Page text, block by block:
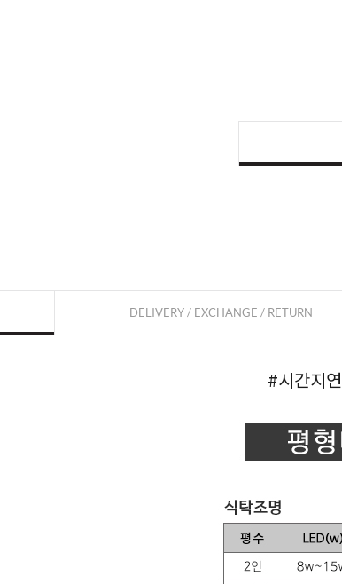
DELIVERY / EXCHANGE / RETURN
#시간지연